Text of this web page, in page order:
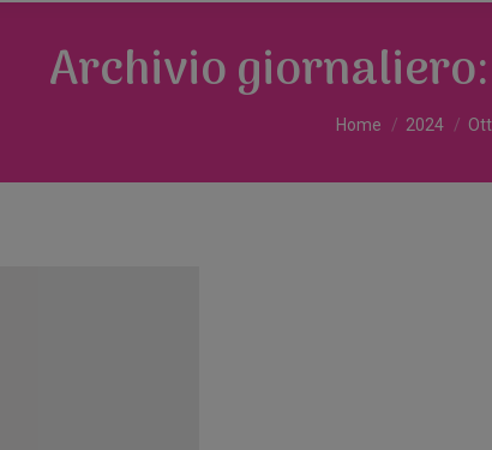
Archivio giornaliero:
Tu sei qui:
Home 2024